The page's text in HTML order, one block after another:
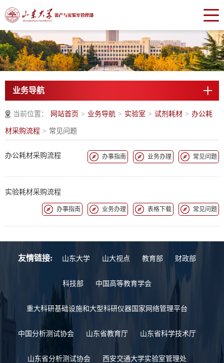
业务导航
当前位置： 网站首页 > 业务导航 > 实验室 > 试剂耗材 > 办公耗
材采购流程 > 常见问题
办公耗材采购流程 办事指南 业务办理 常见问题
实验耗材采购流程
办事指南 业务办理 表格下载 常见问题
友情链接: 山东大学 山大视点 教育部 财政部
科技部 中国高等教育学会
重大科研基础设施和大型科研仪器国家网络管理平台
中国分析测试协会 山东省教育厅 山东省科学技术厅
山东省分析测试协会 西安交通大学实验室管理处